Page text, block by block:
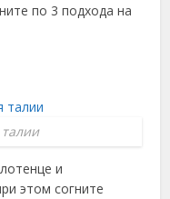
по 3 подхода на
и
этом согните